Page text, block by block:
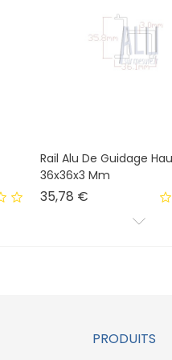
Rail Alu De Guidage
36x36x3 Mm
35,78 €Prix
PRODUITS